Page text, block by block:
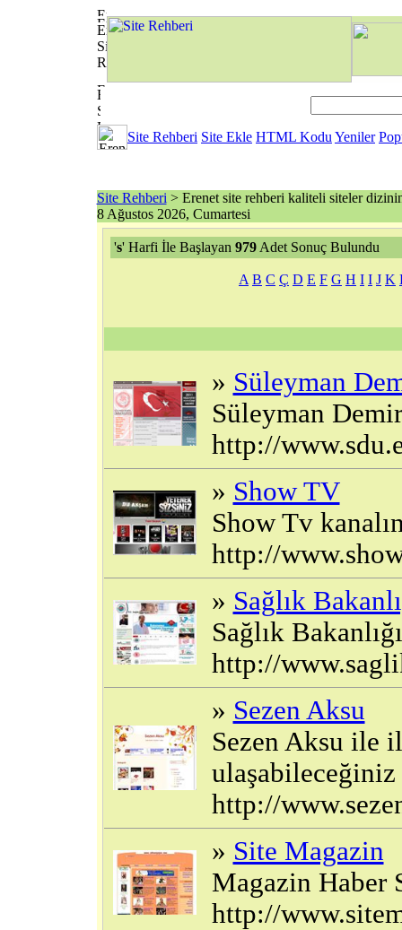
Site Rehberi Site Ekle HTML Kodu Yeniler
Site Rehberi > Erenet site rehberi kaliteli siteler
8 Ağustos 2026, Cumartesi
's' Harfi İle Başlayan 979 Adet Sonuç Bulundu
A B C Ç D E F G H I I J K
» Süleyman
Süleyman
http://
» Show TV
Show Tv
http://
» Sağlık
Sağlık
http://
» Sezen Aksu
Sezen Aksu ile
http://
» Site Magazin
Magazin Haber
http://